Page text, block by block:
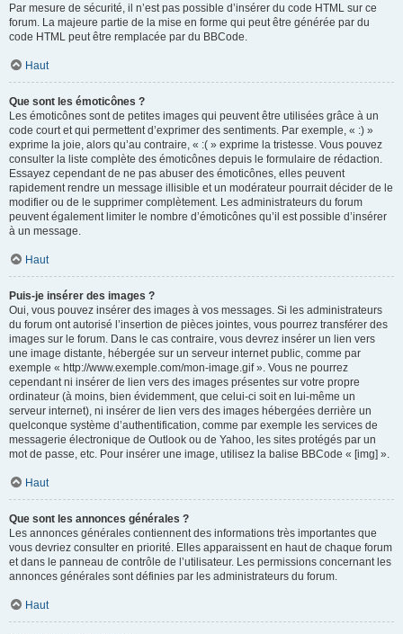
Par mesure de sécurité, il n’est pas possible d’insérer du code HTML sur ce
forum. La majeure partie de la mise en forme qui peut être générée par du
code HTML peut être remplacée par du BBCode.
Haut
Que sont les émoticônes ?
Les émoticônes sont de petites images qui peuvent être utilisées grâce à un
code court et qui permettent d’exprimer des sentiments. Par exemple, « :) »
exprime la joie, alors qu’au contraire, « :( » exprime la tristesse. Vous pouvez
consulter la liste complète des émoticônes depuis le formulaire de rédaction.
Essayez cependant de ne pas abuser des émoticônes, elles peuvent
rapidement rendre un message illisible et un modérateur pourrait décider de le
modifier ou de le supprimer complètement. Les administrateurs du forum
peuvent également limiter le nombre d’émoticônes qu’il est possible d’insérer
à un message.
Haut
Puis-je insérer des images ?
Oui, vous pouvez insérer des images à vos messages. Si les administrateurs
du forum ont autorisé l’insertion de pièces jointes, vous pourrez transférer des
images sur le forum. Dans le cas contraire, vous devrez insérer un lien vers
une image distante, hébergée sur un serveur internet public, comme par
exemple « http://www.exemple.com/mon-image.gif ». Vous ne pourrez
cependant ni insérer de lien vers des images présentes sur votre propre
ordinateur (à moins, bien évidemment, que celui-ci soit en lui-même un
serveur internet), ni insérer de lien vers des images hébergées derrière un
quelconque système d’authentification, comme par exemple les services de
messagerie électronique de Outlook ou de Yahoo, les sites protégés par un
mot de passe, etc. Pour insérer une image, utilisez la balise BBCode « [img] ».
Haut
Que sont les annonces générales ?
Les annonces générales contiennent des informations très importantes que
vous devriez consulter en priorité. Elles apparaissent en haut de chaque forum
et dans le panneau de contrôle de l’utilisateur. Les permissions concernant les
annonces générales sont définies par les administrateurs du forum.
Haut